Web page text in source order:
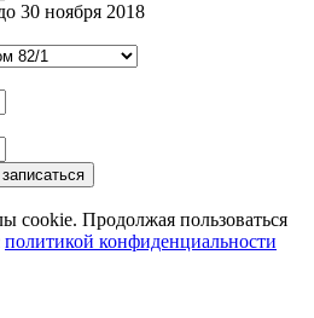
30 ноября 2018
cookie. Продолжая пользоваться
политикой конфиденциальности